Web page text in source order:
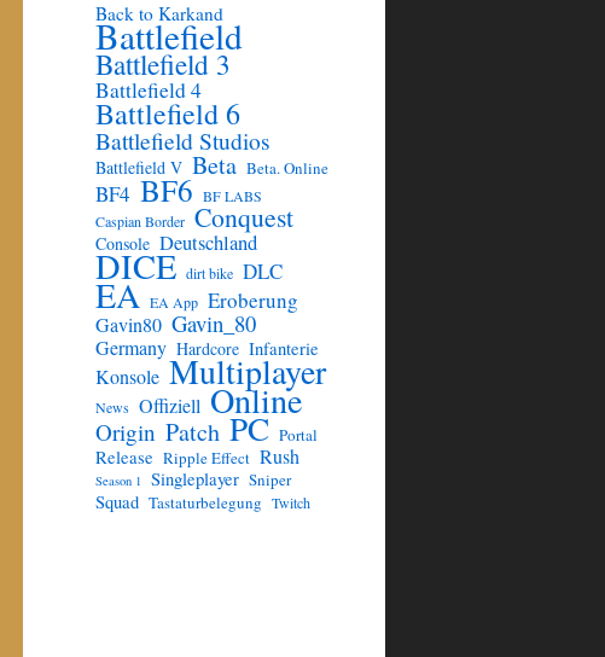
Back to Karkand
Battlefield
Battlefield 3
Battlefield 4
Battlefield 6
Battlefield Studios
Battlefield V Beta Beta. Online
BF4 BF6 BF LABS
Caspian Border Conquest
Console Deutschland
DICE dirt bike DLC
EA EA App Eroberung
Gavin80 Gavin_80
Germany Hardcore Infanterie
Konsole Multiplayer
News Offiziell Online
Origin Patch PC Portal
Release Ripple Effect Rush
Season 1 Singleplayer Sniper
Squad Tastaturbelegung Twitch